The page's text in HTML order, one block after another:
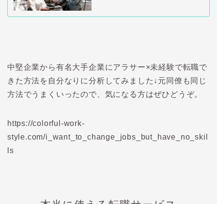
中堅企業から有名大手企業にアラサー×未経験で転職で
きた方法を自分なりに分析してみました↓元同僚も同じ
方法でうまくいったので、気になる方はぜひどうぞ。
https://colorful-work-
style.com/i_want_to_change_jobs_but_have_no_skil
ls